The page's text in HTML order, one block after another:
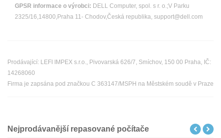
GPSR informace o výrobci: DELL Computer, spol. s r. o.;V Parku
2325/16,14800,Praha 11- Chodov,Česká republika, support@dell.com
Prodávající: LEFI IMPEX s.r.o., Pivovarská 626/7, Smíchov, 150 00 Praha, IČ:
14268060
Firma je zapsána pod značkou C 363147/MSPH na Městském soudě v Praze
Nejprodávanější repasované počítače